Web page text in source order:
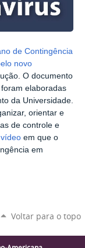
de Contingência
novo
O documento
elaboradas
da Universidade.
orientar e
de controle e
vídeo em que o
em
Voltar para o topo